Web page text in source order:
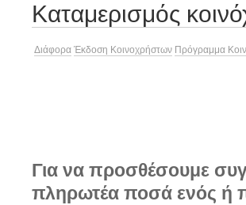
Καταμερισμός
Διάφορα Έκδοση Κοινοχρήστων Πρόγραμμα
Για να προσθέσουμε
πληρωτέα ποσά ενός ή